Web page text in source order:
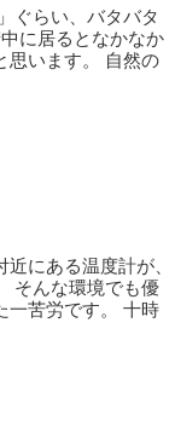
ぐらい、バタバタ
に居るとなかなか
思います。 自然の
にある温度計が、
そんな環境でも優
一苦労です。 十時